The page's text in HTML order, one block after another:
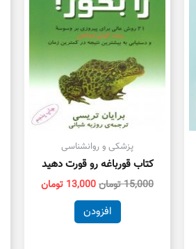
پزشکی و روانشناسی
کتاب قورباغه رو قورت دهید
15,000تومان13,000 تومان
افزودن